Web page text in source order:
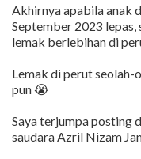
Akhirnya apabila anak
September 2023 lepas,
lemak berlebihan di
Lemak di perut seolah-
pun 😭
Saya terjumpa posting
saudara Azril Nizam